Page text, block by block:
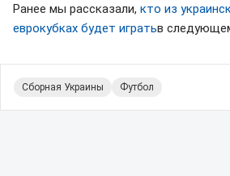
Ранее мы рассказали, кто из
еврокубках будет игратьв
Сборная Украины Футбол